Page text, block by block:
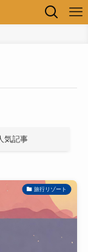
気記事
旅行リゾート